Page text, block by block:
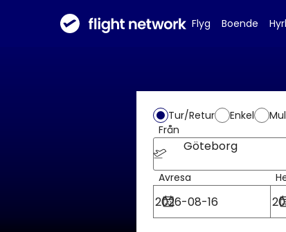
Flyg Boende
Tur/Retur Enkel
Från
Göteborg
Avresa